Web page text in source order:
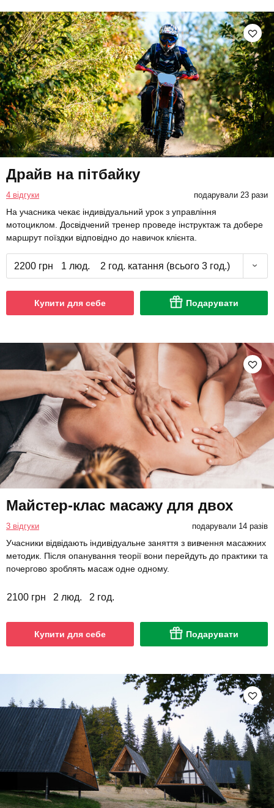
Драйв на пітбайку
4 відгуки подарували 23 рази
На учасника чекає індивідуальний урок з управління
мотоциклом. Досвідчений тренер проведе інструктаж та добере
маршрут поїздки відповідно до навичок клієнта.
2200 грн 1 люд. 2 год. катання (всього 3 год.)
Купити для себе Подарувати
Майстер-клас масажу для двох
3 відгуки подарували 14 разів
Учасники відвідають індивідуальне заняття з вивчення масажних
методик. Після опанування теорії вони перейдуть до практики та
почергово зроблять масаж одне одному.
2100 грн 2 люд. 2 год.
Купити для себе Подарувати